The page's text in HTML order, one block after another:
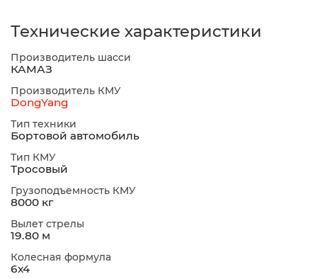
Технические характеристики
Производитель шасси
КАМАЗ
Производитель КМУ
DongYang
Тип техники
Бортовой автомобиль
Тип КМУ
Тросовый
Грузоподъемность КМУ
8000 кг
Вылет стрелы
19.80 м
Колесная формула
6х4